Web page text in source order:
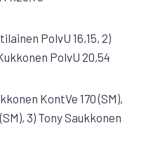
PolvU 16,15, 2)
PolvU 20,54
KontVe 170 (SM),
3) Tony Saukkonen